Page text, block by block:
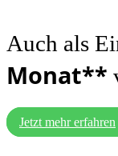
Auch als
Monat**
Jetzt mehr erfahren